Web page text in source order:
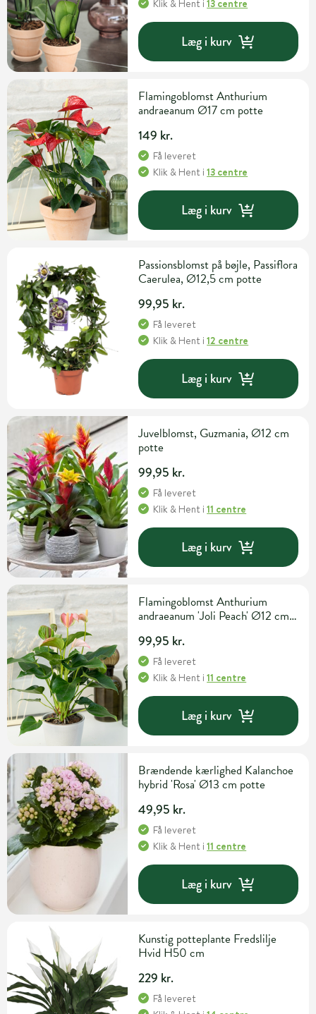
Klik & Hent i13 centre
Læg i kurv
Flamingoblomst Anthurium
andraeanum Ø17 cm potte
149 kr.
Få leveret
Klik & Hent i13 centre
Læg i kurv
Passionsblomst på bøjle, Passiflora
Caerulea, Ø12,5 cm potte
99,95 kr.
Få leveret
Klik & Hent i12 centre
Læg i kurv
Juvelblomst, Guzmania, Ø12 cm
potte
99,95 kr.
Få leveret
Klik & Hent i11 centre
Læg i kurv
Flamingoblomst Anthurium
andraeanum 'Joli Peach' Ø12 cm
99,95 kr.
Få leveret
Klik & Hent i11 centre
Læg i kurv
Brændende kærlighed Kalanchoe
hybrid 'Rosa' Ø13 cm potte
49,95 kr.
Få leveret
Klik & Hent i11 centre
Læg i kurv
Kunstig potteplante Fredslilje
Hvid H50 cm
229 kr.
Få leveret